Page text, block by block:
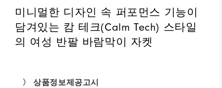
미니멀한 디자인 속 퍼포먼스 기능이
담겨있는 캄 테크(Calm Tech) 스타일
의 여성 반팔 바람막이 자켓
〉 상품정보제공고시